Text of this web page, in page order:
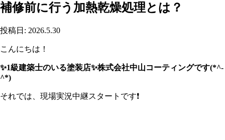
補修前に行う加熱乾燥処理とは？
投稿日: 2026.5.30
こんにちは！
✨1級建築士のいる塗装店✨株式会社中山コーティングです(*^-
^*)
それでは、現場実況中継スタートです❗